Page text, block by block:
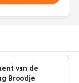
van de
Broodje